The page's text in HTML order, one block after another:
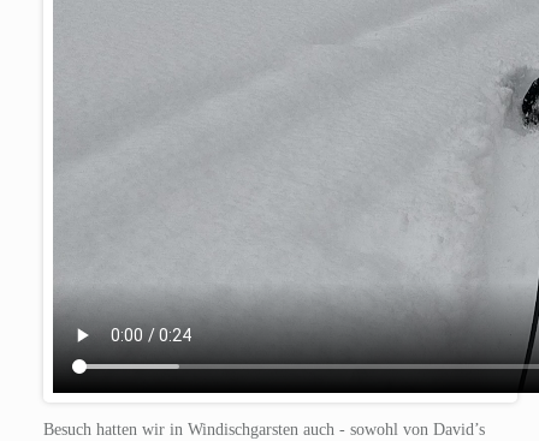
Besuch hatten wir in Windischgarsten auch - sowohl von David’s